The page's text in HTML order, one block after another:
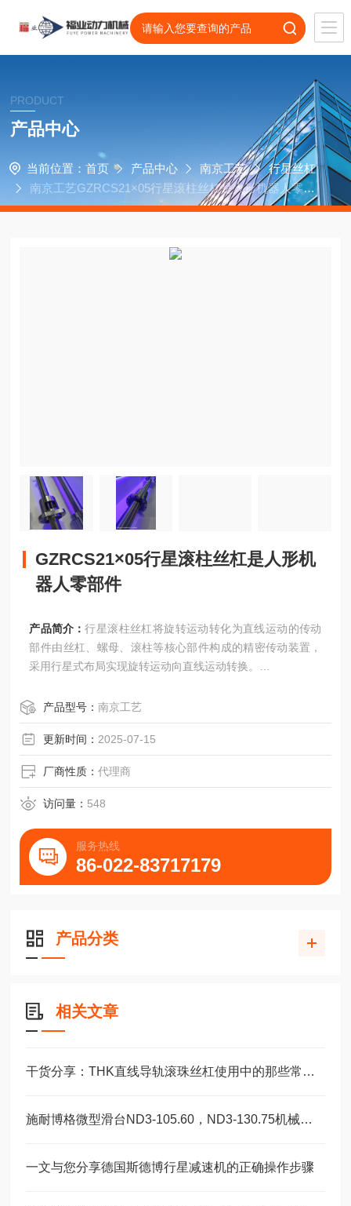
PRODUCT
产品中心
当前位置： 首页 产品中心 南京工艺
行星丝杠
南京工艺GZRCS21×05行星滚柱丝杠是人形机器人零部
件
GZRCS21×05行星滚柱丝杠是人形机
器人零部件
产品简介：行星滚柱丝杠将旋转运动转化为直线运动的传动
部件由丝杠、螺母、滚柱等核心部件构成的精密传动装置，
采用行星式布局实现旋转运动向直线运动转换。
产品型号：南京工艺
更新时间： 2025-07-15
厂商性质：代理商
访问量： 548
服务热线
86-022-83717179
产品分类
相关文章
干货分享：THK直线导轨滚珠丝杠使用中的那些常见故障与解决技巧
施耐博格微型滑台ND3-105.60，ND3-130.75机械装配轴承
一文与您分享德国斯德博行星减速机的正确操作步骤